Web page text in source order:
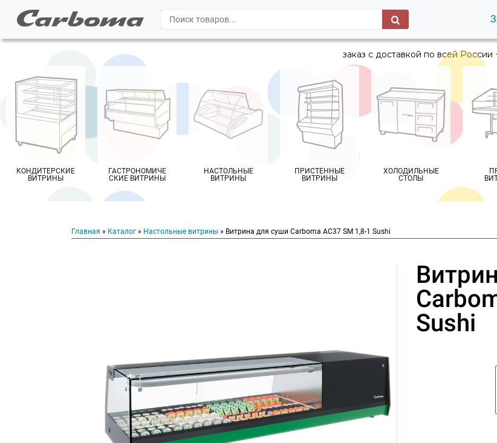
заказ с доставкой по всей России
КОНДИТЕРСКИЕ
ВИТРИНЫ
ГАСТРОНОМИЧЕ
СКИЕ ВИТРИНЫ
НАСТОЛЬНЫЕ
ВИТРИНЫ
ПРИСТЕННЫЕ
ВИТРИНЫ
ХОЛОДИЛЬНЫЕ
СТОЛЫ
Главная » Каталог » Настольные витрины » Витрина для суши Carboma AC37 SM 1,8-1 Sushi
Sushi